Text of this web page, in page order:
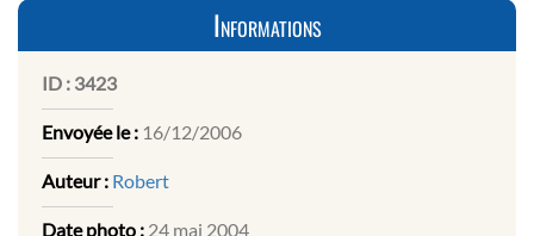
Informations
ID : 3423
Envoyée le : 16/12/2006
Auteur : Robert
Date photo : 24 mai 2004